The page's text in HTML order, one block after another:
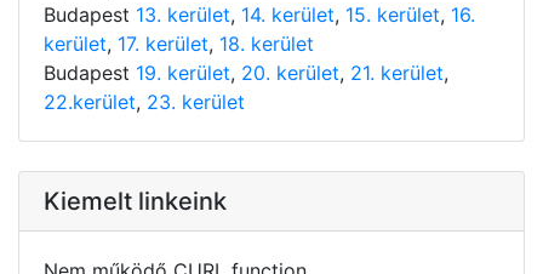
Budapest 13. kerület, 14. kerület, 15. kerület, 16.
kerület, 17. kerület, 18. kerület
Budapest 19. kerület, 20. kerület, 21. kerület,
22.kerület, 23. kerület
Kiemelt linkeink